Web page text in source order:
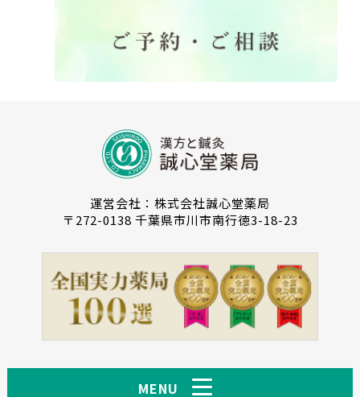
運営会社：株式会社誠心堂薬局
〒272-0138 千葉県市川市南行徳3-18-23
MENU